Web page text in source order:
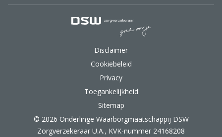
Disclaimer
Cookiebeleid
Privacy
Toegankelijkheid
Sitemap
© 2026 Onderlinge Waarborgmaatschappij DSW
Zorgverzekeraar U.A., KVK-nummer 24168208